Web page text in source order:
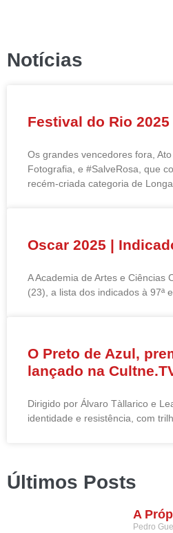
Notícias
Festival do Rio
Os grandes vencedores fora,
Fotografia, e #SalveRosa, que
recém-criada categoria de
Oscar 2025 |
A Academia de Artes e Ciências
(23), a lista dos indicados à 97ª
O Preto de Azul,
lançado na
Dirigido por Álvaro Tàllarico e
identidade e resistência, com
Últimos Posts
A
Pedro